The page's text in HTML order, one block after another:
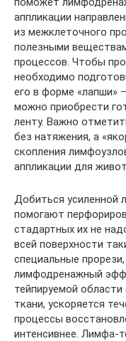
аппликации
из межклеточного
полезными
процессов. Чтобы
необходимо
его в форме «лапши»
можно приобрести
ленту. Важно
без натяжения, а
скопления
аппликации для
Добиться усиленной
помогают
стадартных их не
всей поверхности
специальные
лимфодренажный
тейпируемой
ткани, ускоряется
процессы
интенсивнее. Лимфа-